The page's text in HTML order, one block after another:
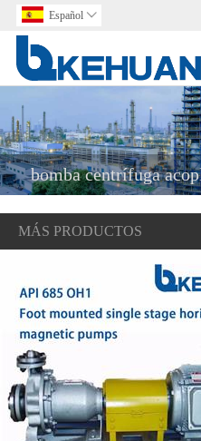
Español 
bomba centrífuga
MÁS PRODUCTOS